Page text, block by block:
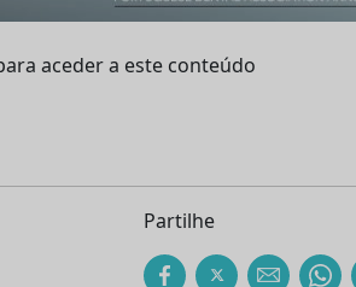
aceder a este conteúdo
Partilhe